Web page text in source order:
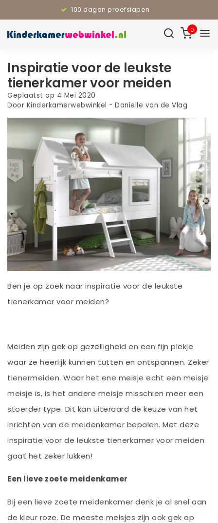
100 dagen proefslapen
0
Inspiratie voor de leukste
tienerkamer voor meiden
Geplaatst op 4 Mei 2020
Door Kinderkamerwebwinkel - Danielle van de Vlag
Ben je op zoek naar inspiratie voor de leukste
tienerkamer voor meiden?
Meiden zijn gek op gezelligheid en een fijn plekje
waar ze heerlijk kunnen tutten en ontspannen. Zeker
tienermeiden. Waar het ene meisje echt een meisje
meisje is, is het andere meisje misschien meer een
stoerder type. Dit kan uiteraard de keuze van het
inrichten van de meidenkamer bepalen. Met deze
inspiratie voor de leukste tienerkamer voor meiden
gaat het zeker lukken!
Een lieve zoete meidenkamer
Bij een lieve zoete meidenkamer denk je al snel aan
de kleur roze. De meeste meisjes zijn ook gek op